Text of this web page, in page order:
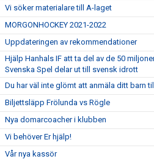
Vi söker materialare till A-laget
MORGONHOCKEY 2021-2022
Uppdateringen av rekommendationer
Hjälp Hanhals IF att ta del av de 50
Svenska Spel delar ut till svensk idrott
Du har väl inte glömt att anmäla ditt barn
Biljettsläpp Frölunda vs Rögle
Nya domarcoacher i klubben
Vi behöver Er hjälp!
Vår nya kassör